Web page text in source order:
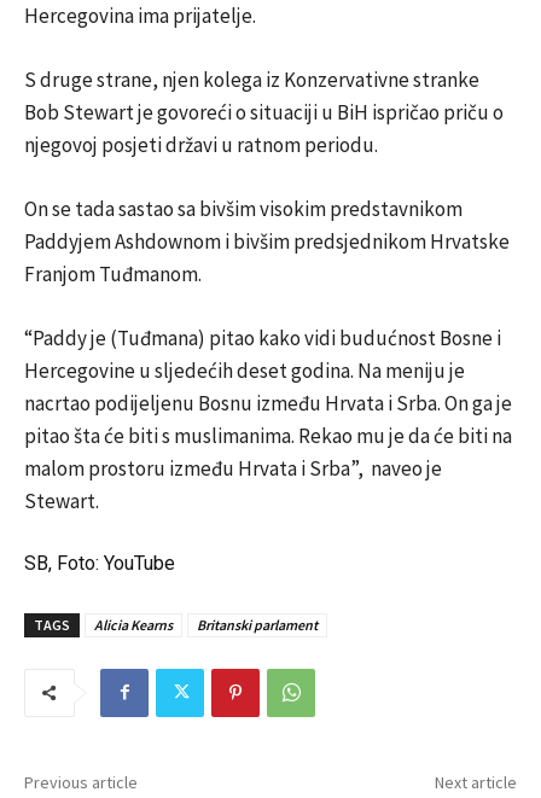
Hercegovina ima prijatelje.
S druge strane, njen kolega iz Konzervativne stranke
Bob Stewart je govoreći o situaciji u BiH ispričao priču o
njegovoj posjeti državi u ratnom periodu.
On se tada sastao sa bivšim visokim predstavnikom
Paddyjem Ashdownom i bivšim predsjednikom Hrvatske
Franjom Tuđmanom.
“Paddy je (Tuđmana) pitao kako vidi budućnost Bosne i
Hercegovine u sljedećih deset godina. Na meniju je
nacrtao podijeljenu Bosnu između Hrvata i Srba. On ga je
pitao šta će biti s muslimanima. Rekao mu je da će biti na
malom prostoru između Hrvata i Srba”, naveo je
Stewart.
SB, Foto: YouTube
TAGS Alicia Kearns Britanski parlament
Previous article Next article